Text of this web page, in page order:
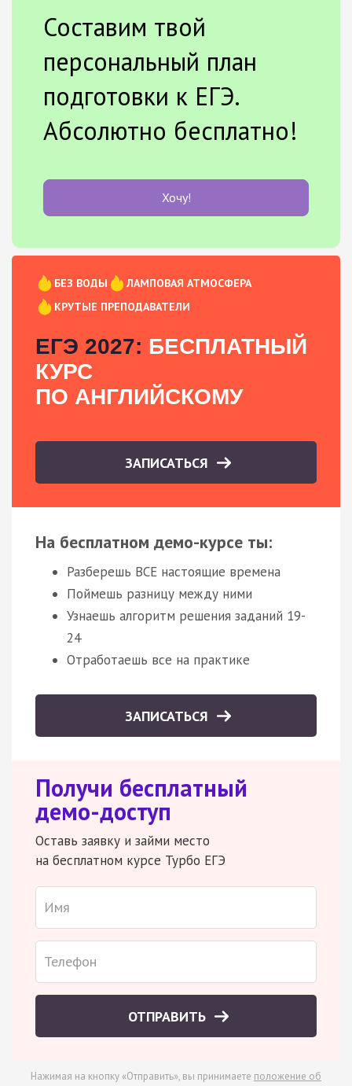
Составим твой
персональный план
подготовки к ЕГЭ.
Абсолютно бесплатно!
Хочу!
БЕЗ ВОДЫ
ЛАМПОВАЯ АТМОСФЕРА
КРУТЫЕ ПРЕПОДАВАТЕЛИ
ЕГЭ 2027: БЕСПЛАТНЫЙ
КУРС
ПО АНГЛИЙСКОМУ
ЗАПИСАТЬСЯ
На бесплатном демо-курсе ты:
Разберешь ВСЕ настоящие времена
Поймешь разницу между ними
Узнаешь алгоритм решения заданий 19-
24
Отработаешь все на практике
ЗАПИСАТЬСЯ
Получи бесплатный
демо-доступ
Оставь заявку и займи место
на бесплатном курсе Турбо ЕГЭ
ОТПРАВИТЬ
Нажимая на кнопку «Отправить», вы принимаете положение об